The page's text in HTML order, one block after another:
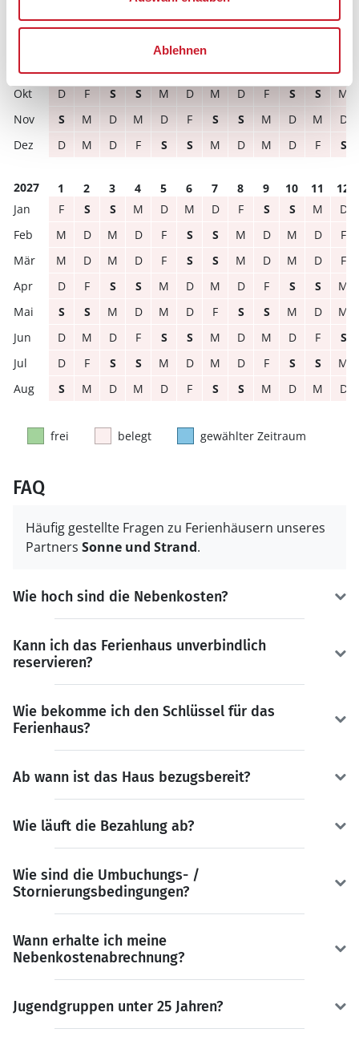
Ablehnen
2026 1 2 3 4 5 6 7 8 9 10 11
12
M
S
D
F S S M D M D F S S
M
S
M D M D F S S M D M
D
D
M D F S S M D M D F S
2027 1 2 3 4 5 6 7 8 9 10 11
12
F
S S M D M D F S S M
D
M
D M D F S S M D M D
F
M
D M D F S S M D M D
F
D
F S S M D M D F S S
M
S
S M D M D F S S M D
M
D
M D F S S M D M D F
S
D
F S S M D M D F S S
M
S
M D M D F S S M D M D
frei belegt gewählter Zeitraum
FAQ
Häufig gestellte Fragen zu Ferienhäusern unseres
Partners Sonne und Strand.
Wie hoch sind die Nebenkosten?
Kann ich das Ferienhaus unverbindlich
reservieren?
Wie bekomme ich den Schlüssel für das
Ferienhaus?
Ab wann ist das Haus bezugsbereit?
Wie läuft die Bezahlung ab?
Wie sind die Umbuchungs- /
Stornierungsbedingungen?
Wann erhalte ich meine
Nebenkostenabrechnung?
Jugendgruppen unter 25 Jahren?